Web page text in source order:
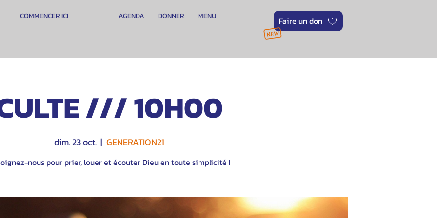
COMMENCER ICI DONNER MENU
AGENDA Faire un don
/// 10H00
dim. 23 oct.
  |
GENERATION21
nous pour prier, louer et écouter Dieu en toute simplicité !